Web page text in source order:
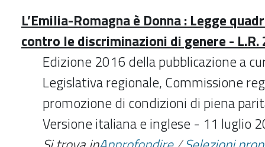
L’Emilia-Romagna è Donna : Legge
contro le discriminazioni di genere - L.R.
Edizione 2016 della pubblicazione a
Legislativa regionale, Commissione
promozione di condizioni di piena
Versione italiana e inglese - 11 luglio